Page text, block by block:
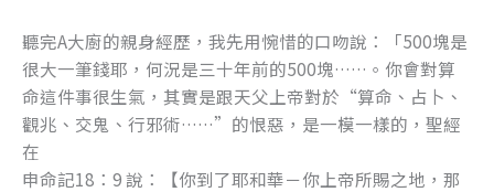
聽完A大廚的親身經歷，我先用惋惜的口吻說：「500塊是
很大一筆錢耶，何況是三十年前的500塊……。你會對算
命這件事很生氣，其實是跟天父上帝對於“算命、占卜、
觀兆、交鬼、行邪術……”的恨惡，是一模一樣的，聖經
在
申命記18：9 說：【你到了耶和華－你上帝所賜之地，那